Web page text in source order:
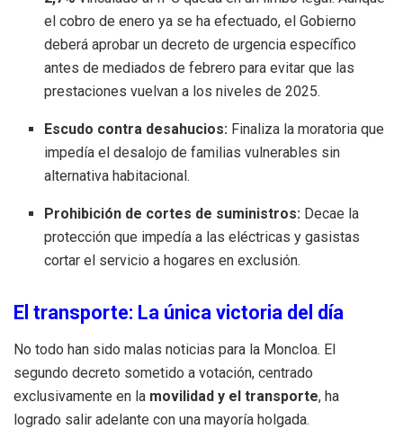
el cobro de enero ya se ha efectuado, el Gobierno
deberá aprobar un decreto de urgencia específico
antes de mediados de febrero para evitar que las
prestaciones vuelvan a los niveles de 2025.
Escudo contra desahucios: Finaliza la moratoria que
impedía el desalojo de familias vulnerables sin
alternativa habitacional.
Prohibición de cortes de suministros: Decae la
protección que impedía a las eléctricas y gasistas
cortar el servicio a hogares en exclusión.
El transporte: La única victoria del día
No todo han sido malas noticias para la Moncloa. El
segundo decreto sometido a votación, centrado
exclusivamente en la movilidad y el transporte, ha
logrado salir adelante con una mayoría holgada.